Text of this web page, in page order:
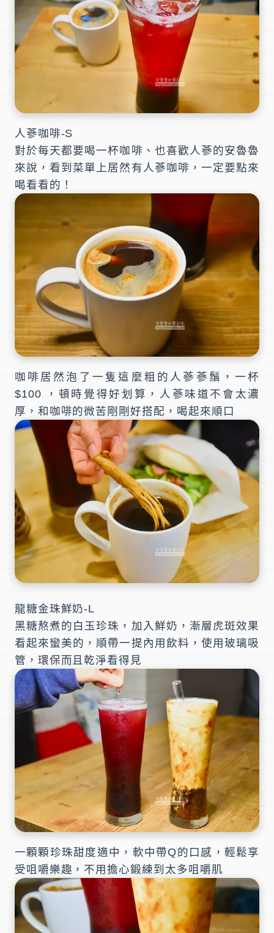
人蔘咖啡-S
對於每天都要喝一杯咖啡、也喜歡人蔘的安魯魯
來說，看到菜單上居然有人蔘咖啡，一定要點來
喝看看的！
咖啡居然泡了一隻這麼粗的人蔘蔘鬚，一杯
$100 ，頓時覺得好划算，人蔘味道不會太濃
厚，和咖啡的微苦剛剛好搭配，喝起來順口
龍糖金珠鮮奶-L
黑糖熬煮的白玉珍珠，加入鮮奶，漸層虎斑效果
看起來蠻美的，順帶一提內用飲料，使用玻璃吸
管，環保而且乾淨看得見
一顆顆珍珠甜度適中，軟中帶Q的口感，輕鬆享
受咀嚼樂趣，不用擔心鍛練到太多咀嚼肌